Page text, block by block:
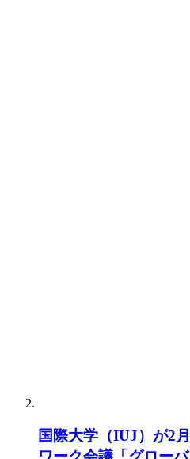
国際大学（IUJ）が2